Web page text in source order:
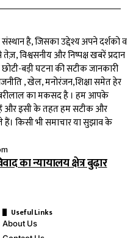
है, जिसका उद्देश्य अपने दर्शको व
विश्वसनीय और निष्पक्ष खबरें प्रदान
बड़ी घटना की सटीक जानकारी
, खेल, मनोरंजन,शिक्षा समेत हेर
खबरीलाल का मकसद है । हम आपके
हैं और इसी के तहत हम सटीक और
हैं। किसी भी समाचार या सुझाव के
का न्यायालय क्षेत्र बुढ़ार
Useful Links
About Us